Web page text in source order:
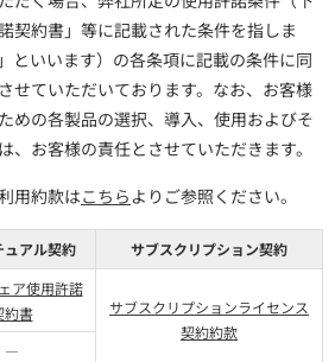
契約書」等に記載された条件を指しま
といいます）の各条項に記載の条件に同
せていただいております。なお、お客様
めの各製品の選択、導入、使用およびそ
、お客様の責任とさせていただきます。
用約款はこちらよりご参照ください。
ュアル契約 サブスクリプション契約
ア使用許諾
約書
サブスクリプションライセンス
契約約款
―